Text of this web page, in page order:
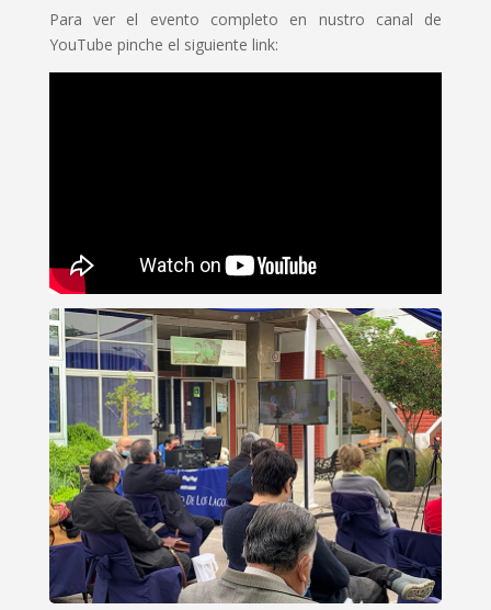
Para ver el evento completo en nustro canal de
YouTube pinche el siguiente link: